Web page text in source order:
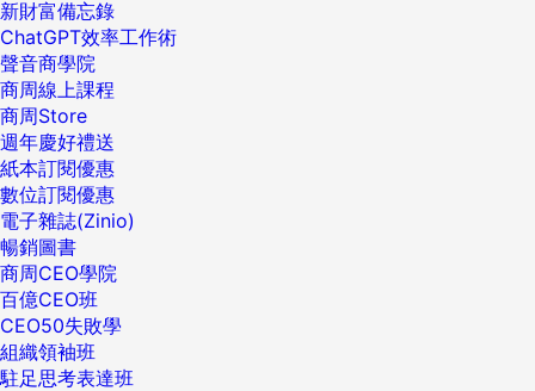
新財富備忘錄
ChatGPT效率工作術
聲音商學院
商周線上課程
商周Store
週年慶好禮送
紙本訂閱優惠
數位訂閱優惠
電子雜誌(Zinio)
暢銷圖書
商周CEO學院
百億CEO班
CEO50失敗學
組織領袖班
駐足思考表達班